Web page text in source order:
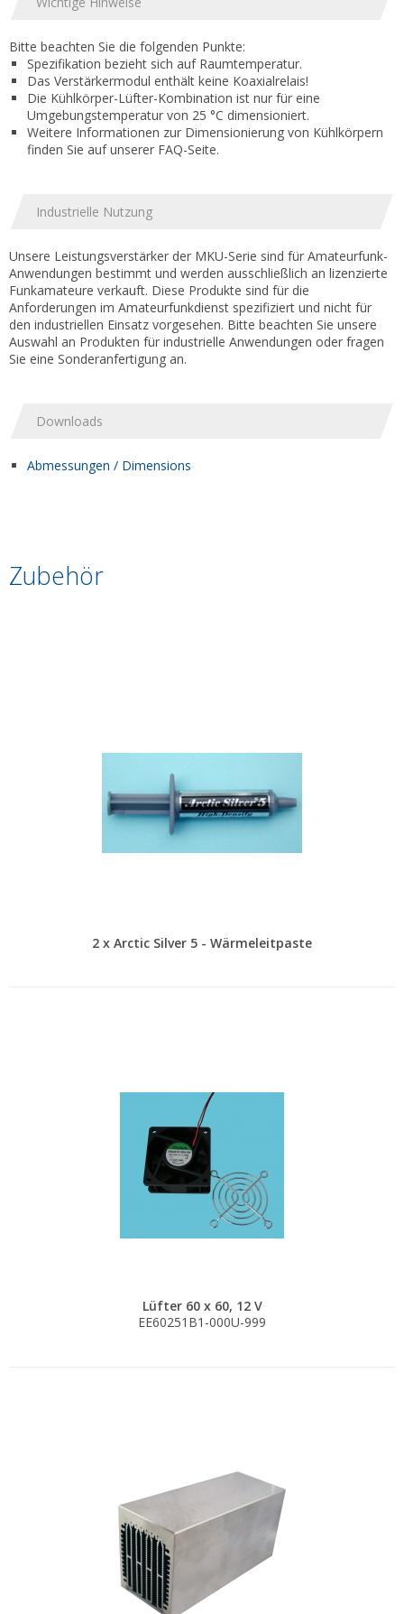
Bitte beachten Sie die folgenden Punkte:
Spezifikation bezieht sich auf Raumtemperatur.
Das Verstärkermodul enthält keine Koaxialrelais!
Die Kühlkörper-Lüfter-Kombination ist nur für eine
Umgebungstemperatur von 25 °C dimensioniert.
Weitere Informationen zur Dimensionierung von Kühlkörpern
finden Sie auf unserer FAQ-Seite.
Industrielle Nutzung
Unsere Leistungsverstärker der MKU-Serie sind für Amateurfunk-
Anwendungen bestimmt und werden ausschließlich an lizenzierte
Funkamateure verkauft. Diese Produkte sind für die
Anforderungen im Amateurfunkdienst spezifiziert und nicht für
den industriellen Einsatz vorgesehen. Bitte beachten Sie unsere
Auswahl an Produkten für industrielle Anwendungen oder fragen
Sie eine Sonderanfertigung an.
Downloads
Abmessungen / Dimensions
Zubehör
2 x Arctic Silver 5 - Wärmeleitpaste
Lüfter 60 x 60, 12 V
EE60251B1-000U-999